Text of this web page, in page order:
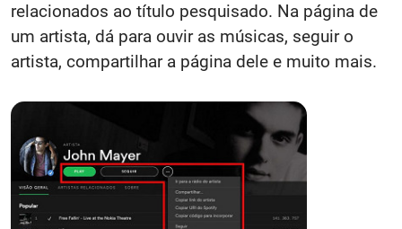
relacionados ao título pesquisado. Na página de
um artista, dá para ouvir as músicas, seguir o
artista, compartilhar a página dele e muito mais.